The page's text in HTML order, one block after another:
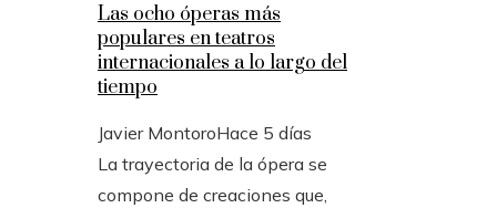
Las ocho óperas más
populares en teatros
internacionales a lo largo del
tiempo
Javier MontoroHace 5 días
La trayectoria de la ópera se
compone de creaciones que,